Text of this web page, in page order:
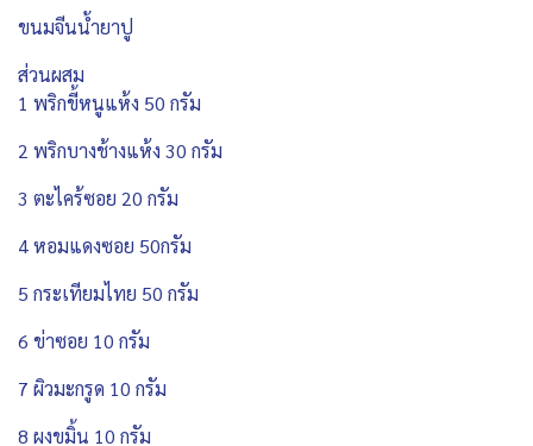
ขนมจีนน้ำยาปู
ส่วนผสม
1 พริกขี้หนูแห้ง 50 กรัม
2 พริกบางช้างแห้ง 30 กรัม
3 ตะไคร้ซอย 20 กรัม
4 หอมแดงซอย 50กรัม
5 กระเทียมไทย 50 กรัม
6 ข่าซอย 10 กรัม
7 ผิวมะกรูด 10 กรัม
8 ผงขมิ้น 10 กรัม